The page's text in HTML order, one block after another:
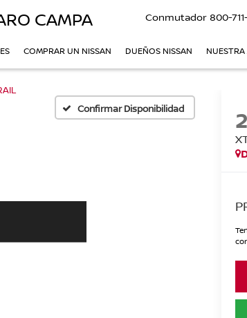
CAMPA Conmutador 800-
COMPRAR UN NISSAN DUEÑOS NISSAN
Confirmar Disponibilidad